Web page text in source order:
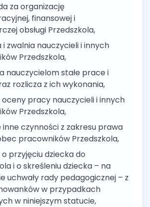
za organizację
finansowej i
obsługi Przedszkola,
i zwalnia nauczycieli i innych
Przedszkola,
nauczycielom stałe prace i
rozlicza z ich wykonania,
oceny pracy nauczycieli i innych
Przedszkola,
inne czynności z zakresu prawa
pracowników Przedszkola,
przyjęciu dziecka do
i o skreśleniu dziecka – na
uchwały rady pedagogicznej – z
w przypadkach
w niniejszym statucie,